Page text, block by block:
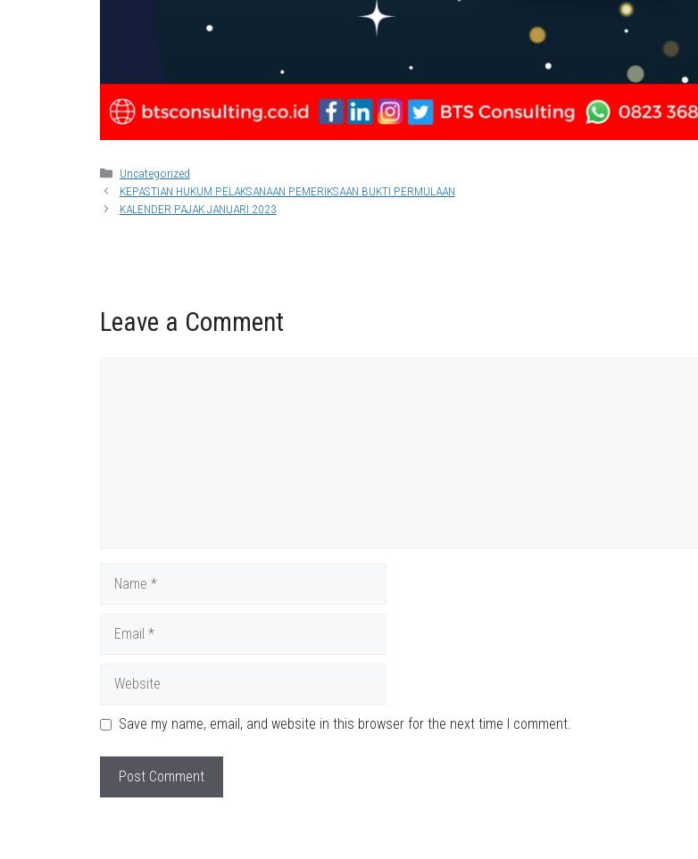
Categories
Uncategorized
KEPASTIAN HUKUM PELAKSANAAN PEMERIKSAAN BUKTI PERMULAAN
KALENDER PAJAK JANUARI 2023
Leave a Comment
Save my name, email, and website in this browser for the next time I comment.